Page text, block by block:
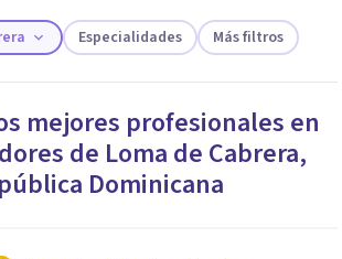
cuestionario
Especialidades Más filtros
mejores profesionales en
de Loma de Cabrera,
Dominicana